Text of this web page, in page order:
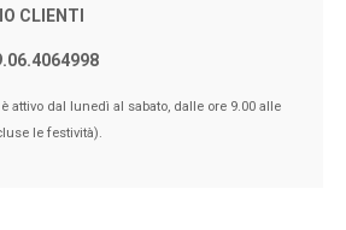
CLIENTI
attivo dal lunedì al sabato, dalle ore 9.00 alle
le festività).
FRIDAY dal 13 a l 25
sconti fino al 50% Su